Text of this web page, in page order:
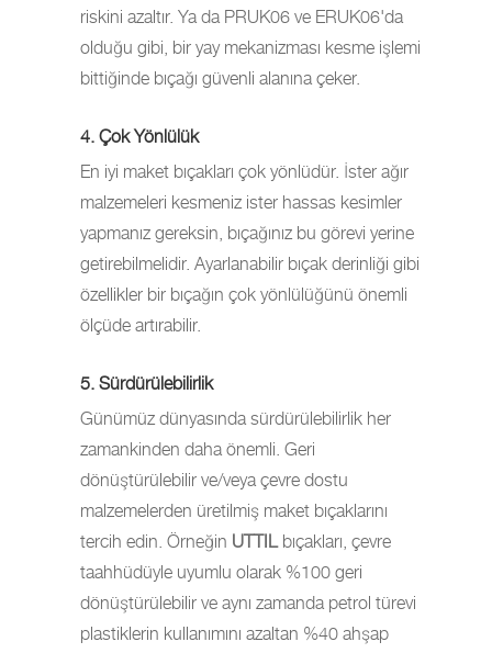
riskini azaltır. Ya da PRUK06 ve ERUK06'da
olduğu gibi, bir yay mekanizması kesme işlemi
bittiğinde bıçağı güvenli alanına çeker.
4. Çok Yönlülük
En iyi maket bıçakları çok yönlüdür. İster ağır
malzemeleri kesmeniz ister hassas kesimler
yapmanız gereksin, bıçağınız bu görevi yerine
getirebilmelidir. Ayarlanabilir bıçak derinliği gibi
özellikler bir bıçağın çok yönlülüğünü önemli
ölçüde artırabilir.
5. Sürdürülebilirlik
Günümüz dünyasında sürdürülebilirlik her
zamankinden daha önemli. Geri
dönüştürülebilir ve/veya çevre dostu
malzemelerden üretilmiş maket bıçaklarını
tercih edin. Örneğin UTTILbıçakları, çevre
taahhüdüyle uyumlu olarak %100 geri
dönüştürülebilir ve aynı zamanda petrol türevi
plastiklerin kullanımını azaltan %40 ahşap